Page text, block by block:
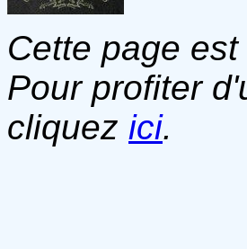
Cette page
Pour profiter
cliquez ici.